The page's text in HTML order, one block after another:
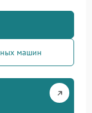
машин